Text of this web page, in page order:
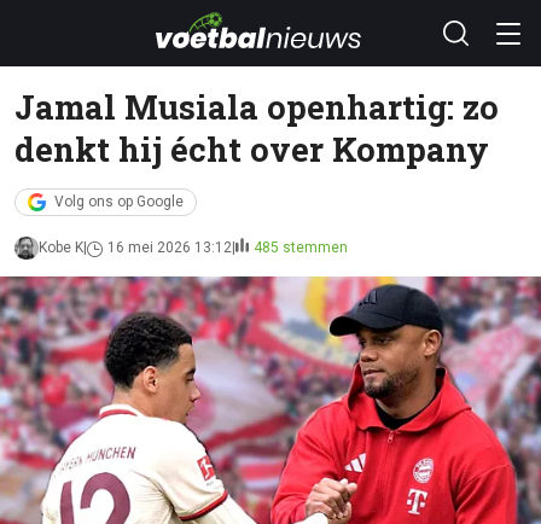
Jamal Musiala openhartig: zo
denkt hij écht over Kompany
Volg ons op Google
Kobe K 16 mei 2026 13:12 485 stemmen